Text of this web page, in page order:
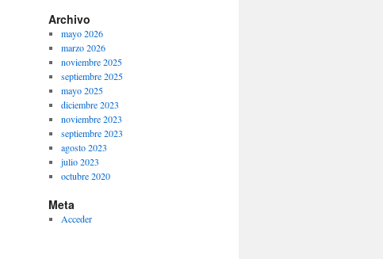
Archivo
mayo 2026
marzo 2026
noviembre 2025
septiembre 2025
mayo 2025
diciembre 2023
noviembre 2023
septiembre 2023
agosto 2023
julio 2023
octubre 2020
Meta
Acceder